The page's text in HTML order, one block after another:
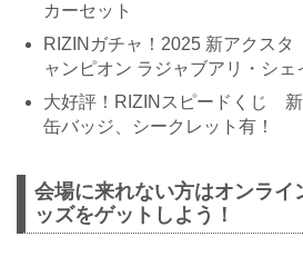
カーセット
RIZINガチャ！2025 新アクス
ャンピオン ラジャブアリ・シェ
大好評！RIZINスピードくじ
缶バッジ、シークレット有！
会場に来れない方はオンライ
ッズをゲットしよう！